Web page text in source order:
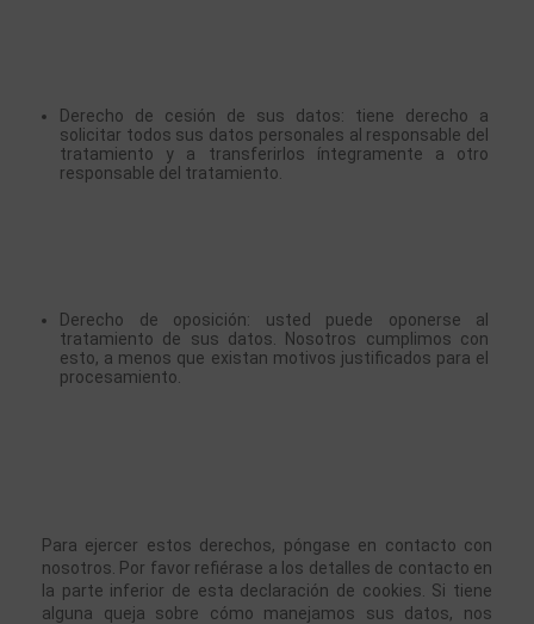
Derecho de cesión de sus datos: tiene derecho a
solicitar todos sus datos personales al responsable del
tratamiento y a transferirlos íntegramente a otro
responsable del tratamiento.
Derecho de oposición: usted puede oponerse al
tratamiento de sus datos. Nosotros cumplimos con
esto, a menos que existan motivos justificados para el
procesamiento.
Para ejercer estos derechos, póngase en contacto con
nosotros. Por favor refiérase a los detalles de contacto en
la parte inferior de esta declaración de cookies. Si tiene
alguna queja sobre cómo manejamos sus datos, nos